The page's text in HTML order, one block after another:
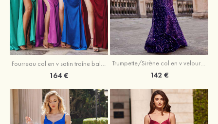
Fourreau col en v satin traîne balayage robe de bal
164 €
Trumpette/Sirène col en v velours paillettes traîne balayage robe de bal
142 €